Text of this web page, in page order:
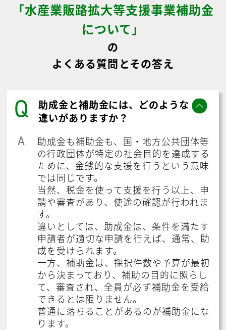
「水産業販路拡大等支援事業補助金
について」
の
よくある質問とその答え
Q
助成金と補助金には、どのような
違いがありますか？
A
助成金も補助金も、国・地方公共団体等
の行政団体が特定の社会目的を達成する
ために、金銭的な支援を行うという意味
では同じです。
当然、税金を使って支援を行う以上、申
請や審査があり、使途の確認が行われま
す。
違いとしては、助成金は、条件を満たす
申請者が適切な申請を行えば、通常、助
成を受けられます。
一方、補助金は、採択件数や予算が最初
から決まっており、補助の目的に照らし
て、審査され、全員が必ず補助金を受給
できるとは限りません。
普通に落ちることがあるのが補助金にな
ります。